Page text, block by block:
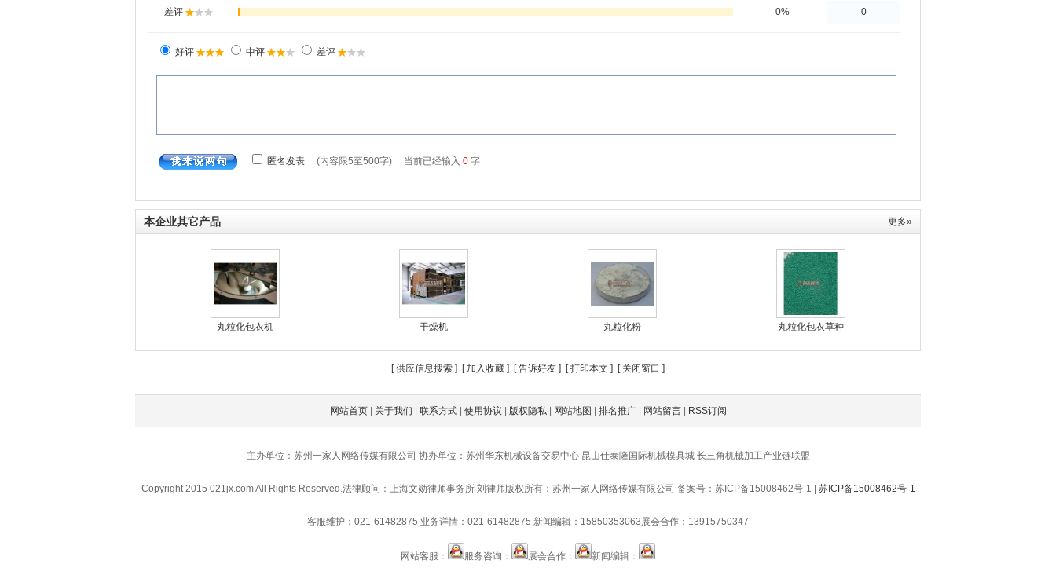
更多»
本企业其它产品
丸粒化包衣机 干燥机 丸粒化粉 丸粒化包衣草种
[供应信息搜索 ] [加入收藏 ] [告诉好友 ] [打印本文 ] [ 关闭窗口 ]
网站首页| 关于我们 联系方式| 使用协议 版权隐私| 网站地图 排名推广| 网站留言| RSS订阅
主办单位：苏州一家人网络传媒有限公司 协办单位：苏州华东机械设备交易中心 昆山仕泰隆国际机械模具城 长三角机械加工产业链联盟
Copyright 2015 021jx.com All Rights Reserved.法律顾问：上海文勋律师事务所 刘律师版权所有：苏州一家人网络传媒有限公司 备案号：苏ICP备15008462号-1 | 苏ICP备15008462号-1
客服维护：021-61482875 业务详情：021-61482875 新闻编辑：15850353063展会合作：13915750347
网站客服： 服务咨询： 展会合作： 新闻编辑：